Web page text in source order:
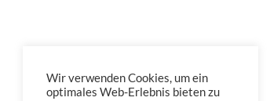
Wir verwenden Cookies, um ein
optimales Web-Erlebnis bieten zu